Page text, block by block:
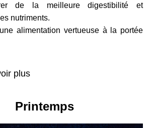
de la meilleure digestibilité et
nutriments.
alimentation vertueuse à la portée
plus
Printemps